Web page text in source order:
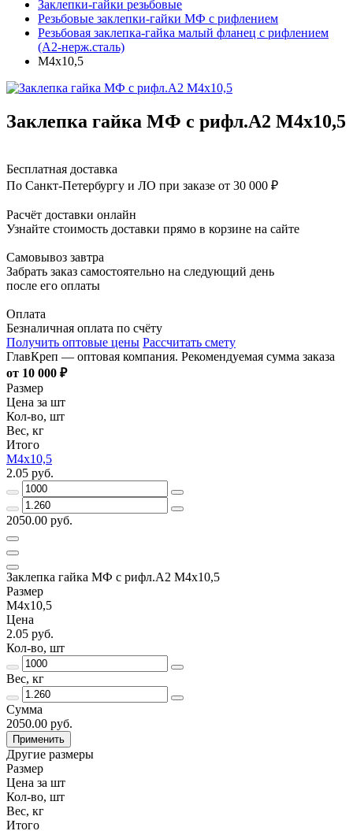
Заклепки-гайки резьбовые
Резьбовые заклепки-гайки МФ с рифлением
Резьбовая заклепка-гайка малый фланец с рифлением
(А2-нерж.сталь)
М4х10,5
Заклепка гайка МФ с рифл.А2 M4х10,5
Бесплатная доставка
По Санкт-Петербургу и ЛО при заказе от 30 000 ₽
Расчёт доставки онлайн
Узнайте стоимость доставки прямо в корзине на сайте
Самовывоз завтра
Забрать заказ самостоятельно на следующий день
после его оплаты
Оплата
Безналичная оплата по счёту
Получить оптовые цены Рассчитать смету
ГлавКреп — оптовая компания. Рекомендуемая сумма заказа
от 10 000 ₽
Размер
Цена за шт
Кол-во, шт
Вес, кг
Итого
М4х10,5
2.05 руб.
2050.00 руб.
Заклепка гайка МФ с рифл.А2 M4х10,5
Размер
М4х10,5
Цена
2.05 руб.
Кол-во, шт
Вес, кг
Сумма
2050.00 руб.
Применить
Другие размеры
Размер
Цена за шт
Кол-во, шт
Вес, кг
Итого